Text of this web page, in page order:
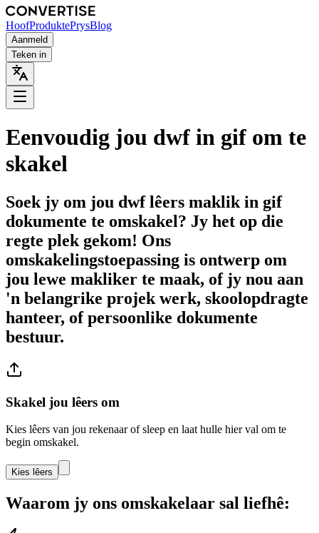
HoofProduktePrysBlog
Aanmeld
Teken in
Eenvoudig jou dwf in gif om te
skakel
Soek jy om jou dwf lêers maklik in gif
dokumente te omskakel? Jy het op die
regte plek gekom! Ons
omskakelingstoepassing is ontwerp om
jou lewe makliker te maak, of jy nou aan
'n belangrike projek werk, skoolopdragte
hanteer, of persoonlike dokumente
bestuur.
Skakel jou lêers om
Kies lêers van jou rekenaar of sleep en laat hulle hier val om te
begin omskakel.
Kies lêers
Waarom jy ons omskakelaar sal liefhê: